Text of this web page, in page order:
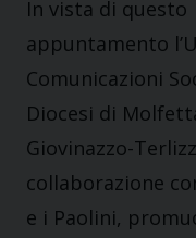
In vista di questo
appuntamento
Comunicazioni
Diocesi di
Giovinazzo-
collaborazione
e i Paolini,